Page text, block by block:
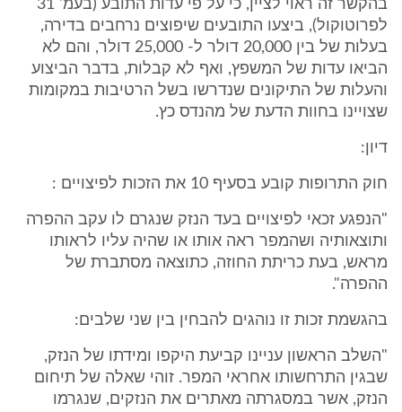
בהקשר זה ראוי לציין, כי על פי עדות התובע (בעמ' 31
לפרוטוקול), ביצעו התובעים שיפוצים נרחבים בדירה,
בעלות של בין 20,000 דולר ל- 25,000 דולר, והם לא
הביאו עדות של המשפץ, ואף לא קבלות, בדבר הביצוע
והעלות של התיקונים שנדרשו בשל הרטיבות במקומות
שצויינו בחוות הדעת של מהנדס כץ.
דיון:
חוק התרופות קובע בסעיף 10 את הזכות לפיצויים :
"הנפגע זכאי לפיצויים בעד הנזק שנגרם לו עקב ההפרה
ותוצאותיה ושהמפר ראה אותו או שהיה עליו לראותו
מראש, בעת כריתת החוזה, כתוצאה מסתברת של
ההפרה".
בהגשמת זכות זו נוהגים להבחין בין שני שלבים:
"השלב הראשון עניינו קביעת היקפו ומידתו של הנזק,
שבגין התרחשותו אחראי המפר. זוהי שאלה של תיחום
הנזק, אשר במסגרתה מאתרים את הנזקים, שנגרמו